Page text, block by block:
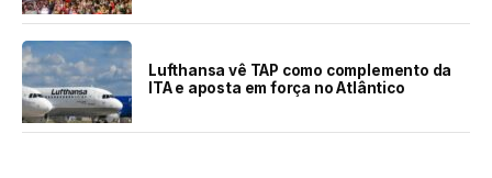
Lufthansa vê TAP como complemento da
ITA e aposta em força no Atlântico